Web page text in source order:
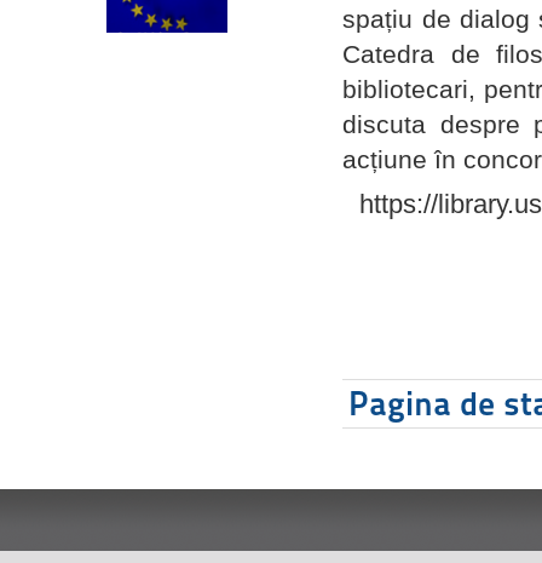
spațiu de dialog
Catedra de
bibliotecari,
discuta despre
acțiune în
https://
Pagina de